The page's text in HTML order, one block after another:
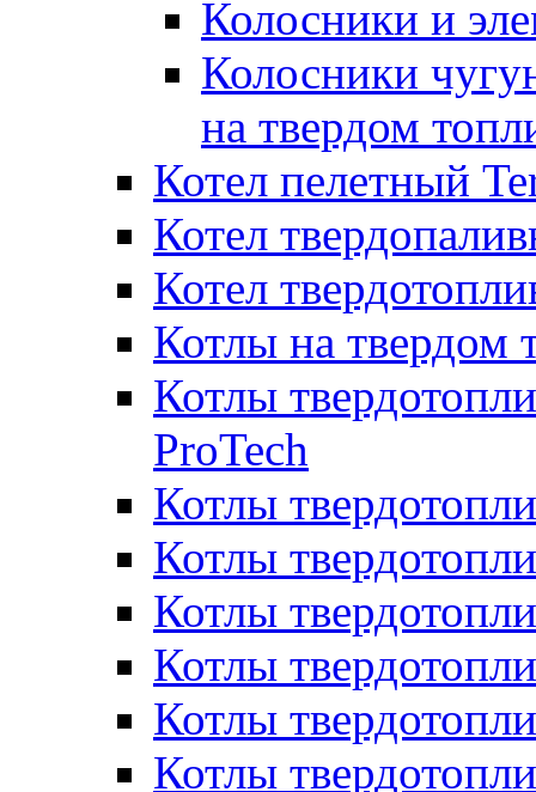
Колосники и
Колосники
на твердом
Котел пелетный
Котел
Котел
Котлы на твердом
Котлы
ProTech
Котлы
Котлы
Котлы
Котлы
Котлы
Котлы